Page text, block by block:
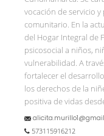
vocación de servicio
comunitario. En la
del Hogar Integral de
psicosocial a niños,
vulnerabilidad. A
fortalecer el
los derechos de la
positiva de vidas
573115916212